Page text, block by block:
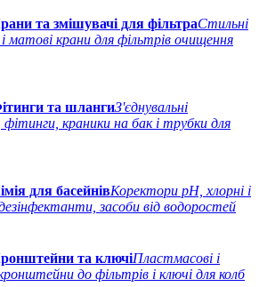
та змішувачі для фільтраСтильні
матові крани для фільтрів очищення
та шлангиЗ'єднувальні
краники на бак і трубки для
для басейнівКоректори рН, хлорні і
засоби від водоростей
та ключіПластмасові і
до фільтрів і ключі для колб